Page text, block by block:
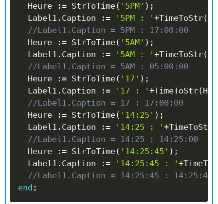
  Heure
:= StrToTime( '5PM' ) ;
  Label1
. Caption := '5PM : ' +TimeToStr(
//Label1.Caption = 5PM : 17:00:00
  Heure
:= StrToTime( '5AM' ) ;
  Label1
. Caption := '5AM : ' +TimeToStr(
//Label1.Caption = 5AM : 05:00:00
  Heure
:= StrToTime( '17' ) ;
  Label1
. Caption := '17 : ' +TimeToStr(
//Label1.Caption = 17 : 17:00:00
  Heure
:= StrToTime( '14:25' ) ;
  Label1
. Caption := '14:25 : ' +TimeToStr
//Label1.Caption = 14:25 : 14:25:00
  Heure
:= StrToTime( '14:25:45' ) ;
  Label1
. Caption := '14:25:45 : ' +
//Label1.Caption = 14:25:45 : 14:25:45
end ;